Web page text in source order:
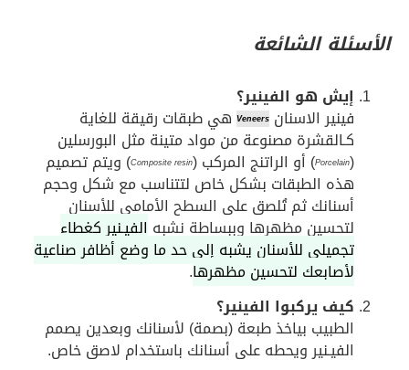
الأسئلة الشائعة
إيش هو الفينير؟
فينير الاسنان Veneers هي طبقات رقيقة للغاية
كـالقشرة مصنوعة من مواد متينة مثل البورسلين
(
Porcelain) أو الراتنج المركب (Composite resin) ويتم تصميم
هذه الطبقات بشكل خاص لتتناسب مع شكل وحجم
أسنانك ثم تُلصق على السطح الأمامي للأسنان
لتحسين مظهرها وببساطة نشبه الفيـنير كغطاء
تجميلي للأسنان يشبه إلى حد ما وضع أظافر صناعية
لأصابعك لتحسين مظهرها.
كيف يركبوا الفينير؟
الطبيب بياخذ طبعة (بصمة) لأسنانك وبعدين يصمم
الفيـنير ويحطه على أسنانك باستخدام لاصق خاص.